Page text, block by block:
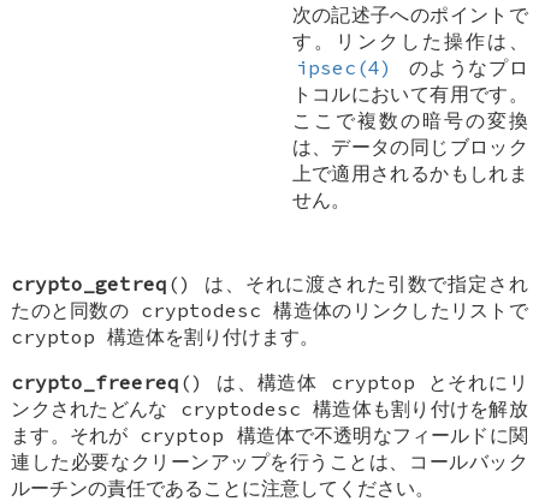
次の記述子へのポイントで
す。リンクした操作は、
ipsec(4)
のようなプロ
トコルにおいて有用です。
ここで複数の暗号の変換
は、データの同じブロック
上で適用されるかもしれま
せん。
crypto_getreq () は、それに渡された引数で指定され
たのと同数の cryptodesc 構造体のリンクしたリストで
cryptop 構造体を割り付けます。
crypto_freereq () は、構造体 cryptop とそれにリ
ンクされたどんな cryptodesc 構造体も割り付けを解放
ます。それが cryptop 構造体で不透明なフィールドに関
連した必要なクリーンアップを行うことは、コールバック
ルーチンの責任であることに注意してください。